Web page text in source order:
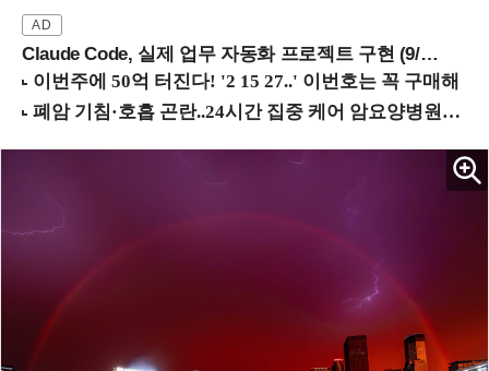
Claude Code, 실제 업무 자동화 프로젝트 구현 (9/16 ~17 강남역)